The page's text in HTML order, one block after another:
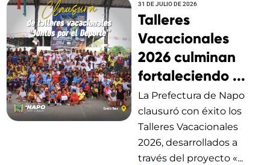
31 DE JULIO DE 2026
Talleres
Vacacionales
2026 culminan
fortaleciendo ...
La Prefectura de Napo
clausuró con éxito los
Talleres Vacacionales
2026, desarrollados a
través del proyecto «...